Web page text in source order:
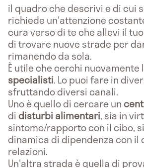
il quadro che descrivi e di cui
richiede un'attenzione
cura verso di te che allevi il
di trovare nuove strade per
rimanendo da sola.
È utile che cerchi nuovamente
specialisti. Lo puoi fare in
sfruttando diversi canali.
Uno è quello di cercare un
didisturbi alimentari, sia in
sintomo/rapporto con il cibo,
dinamica di dipendenza con il
relazioni.
Un'altra strada è quella di